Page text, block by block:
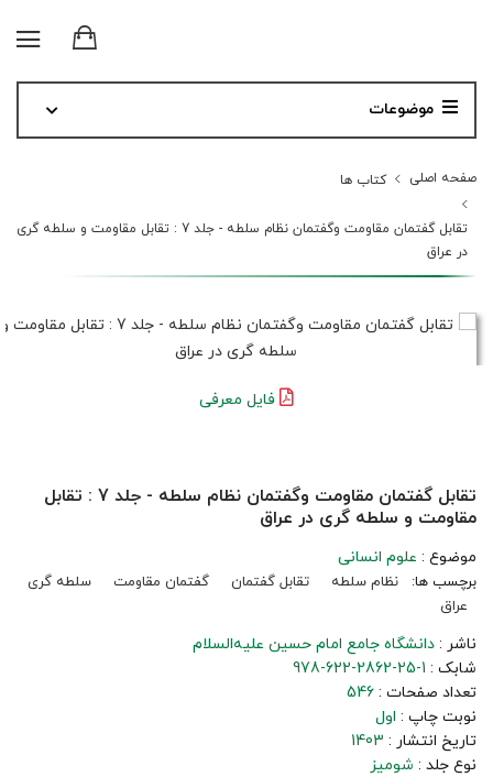
موضوعات
صفحه اصلی کتاب ها
تقابل گفتمان مقاومت وگفتمان نظام سلطه - جلد 7 : تقابل مقاومت و سلطه گری
در عراق
فایل معرفی
تقابل گفتمان مقاومت وگفتمان نظام سلطه - جلد 7 : تقابل
مقاومت و سلطه گری در عراق
موضوع : علوم انسانی
برچسب ها: نظام سلطه تقابل گفتمان گفتمان مقاومت
سلطه گری
عراق
ناشر : دانشگاه جامع امام حسین علیه‌السلام
شابک : 978-622-2862-25-1
تعداد صفحات : 546
نوبت چاپ : اول
تاریخ انتشار : 1403
نوع جلد : شومیز